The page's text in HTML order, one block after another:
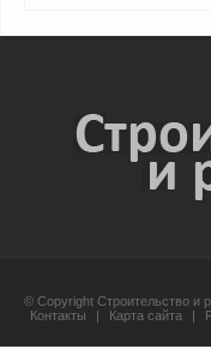
© Copyright Строительство и
Контакты
| Карта сайта |